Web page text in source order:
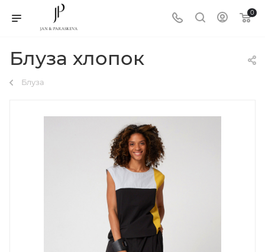
0
Блуза хлопок
Блуза